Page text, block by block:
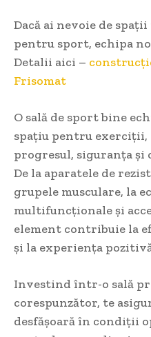
Dacă ai nevoie de
pentru sport, echipa
Detalii aici –
Frisomat
O sală de sport bine
spațiu pentru exerciții,
progresul, siguranța
De la aparatele de
grupele musculare, la
multifuncționale și
element contribuie la
și la experiența
Investind într-o sală
corespunzător, te
desfășoară în condiții